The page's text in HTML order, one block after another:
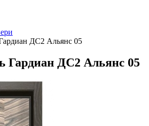
ДС2 Альянс 05
Гардиан ДС2 Альянс 05